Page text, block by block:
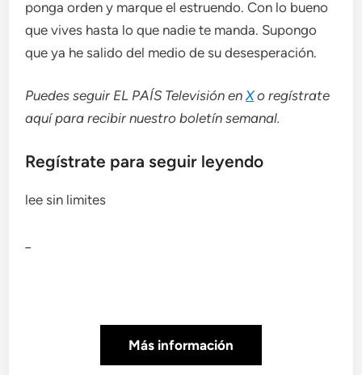
ponga orden y marque el estruendo. Con lo bueno
que vives hasta lo que nadie te manda. Supongo
que ya he salido del medio de su desesperación.
Puedes seguir EL PAÍS Televisión enXo regístrate
aquí para recibirnuestro boletín semanal.
Regístrate para seguir leyendo
lee sin limites
Más información